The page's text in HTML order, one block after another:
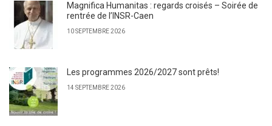
Magnifica Humanitas : regards croisés – Soirée de
rentrée de l’INSR-Caen
10 SEPTEMBRE 2026
Les programmes 2026/2027 sont prêts!
14 SEPTEMBRE 2026